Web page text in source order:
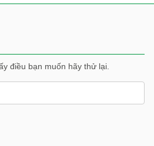
điều bạn muốn hãy thử lại.